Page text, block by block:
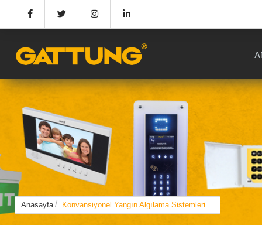
Anasayfa Konvansiyonel Yangın Algılama Sistemleri